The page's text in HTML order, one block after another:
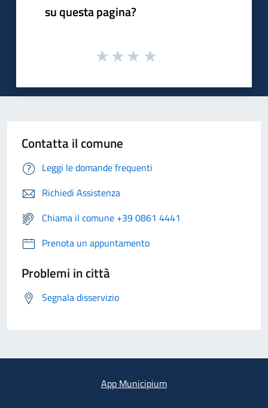
su questa pagina?
Contatta il comune
Leggi le domande frequenti
Richiedi Assistenza
Chiama il comune +39 0861 4441
Prenota un appuntamento
Problemi in città
Segnala disservizio
App Municipium